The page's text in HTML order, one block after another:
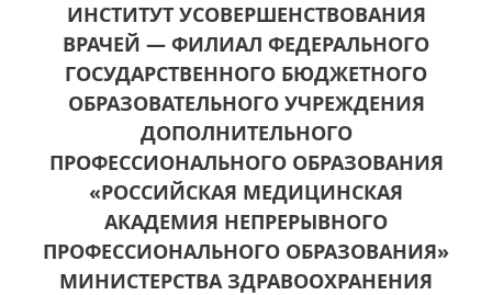
ИНСТИТУТ УСОВЕРШЕНСТВОВАНИЯ
ВРАЧЕЙ — ФИЛИАЛ ФЕДЕРАЛЬНОГО
ГОСУДАРСТВЕННОГО БЮДЖЕТНОГО
ОБРАЗОВАТЕЛЬНОГО УЧРЕЖДЕНИЯ
ДОПОЛНИТЕЛЬНОГО
ПРОФЕССИОНАЛЬНОГО ОБРАЗОВАНИЯ
«РОССИЙСКАЯ МЕДИЦИНСКАЯ
АКАДЕМИЯ НЕПРЕРЫВНОГО
ПРОФЕССИОНАЛЬНОГО ОБРАЗОВАНИЯ»
МИНИСТЕРСТВА ЗДРАВООХРАНЕНИЯ